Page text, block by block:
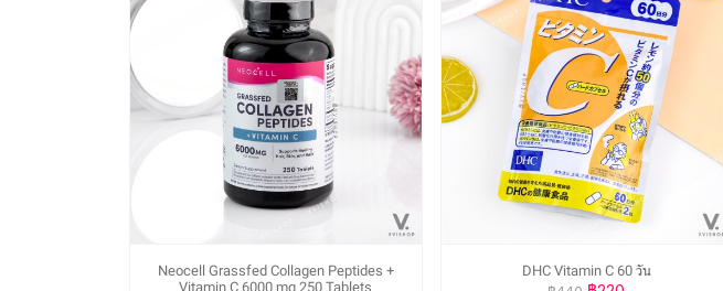
Neocell Grassfed Collagen Peptides +
Vitamin C 6000 mg 250 Tablets
DHC Vitamin C 60 วัน